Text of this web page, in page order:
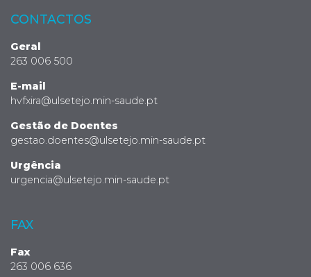
CONTACTOS
Geral
263 006 500
E-mail
hvfxira@ulsetejo.min-saude.pt
Gestão de Doentes
gestao.doentes@ulsetejo.min-saude.pt
Urgência
urgencia@ulsetejo.min-saude.pt
FAX
Fax
263 006 636